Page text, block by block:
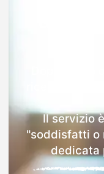
Il servizio
"soddisfatti o
dedicata